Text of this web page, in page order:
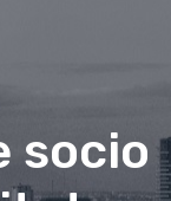
socio